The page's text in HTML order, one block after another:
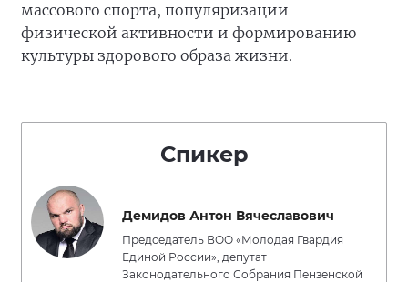
массового спорта, популяризации
физической активности и формированию
культуры здорового образа жизни.
Спикер
Демидов Антон Вячеславович
Председатель ВОО «Молодая Гвардия
Единой России», депутат
Законодательного Собрания Пензенской